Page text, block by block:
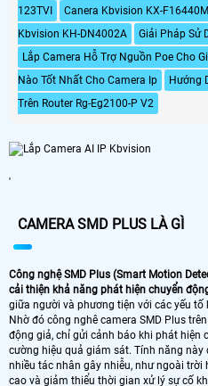
123TVI
Canera Kbvision KX-
Kbvision KH-DN4002A
Giải Pháp Sử
Lắp Camera Hỗ Trợ Nguồn Poe Cho
Nào Tốt Nhất Cho Camera Ip
Hướng
Trên Router Rg-Eg2100-P V2
'
CAMERA SMD PLUS LÀ GÌ
Công nghệ SMD Plus (Smart Motion
cải thiện khả năng phát hiện chuyển
giữa người và phương tiện với các yếu tố
Nhờ đó công nghê camera SMD Plus
động giả, chỉ gửi cảnh báo khi phát hiện
cường hiệu quả giám sát. Tính năng
nhiều tác nhân gây nhiễu, như ngoài
cao và giảm thiểu thời gian xử lý sự cố